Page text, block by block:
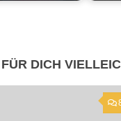
FÜR DICH